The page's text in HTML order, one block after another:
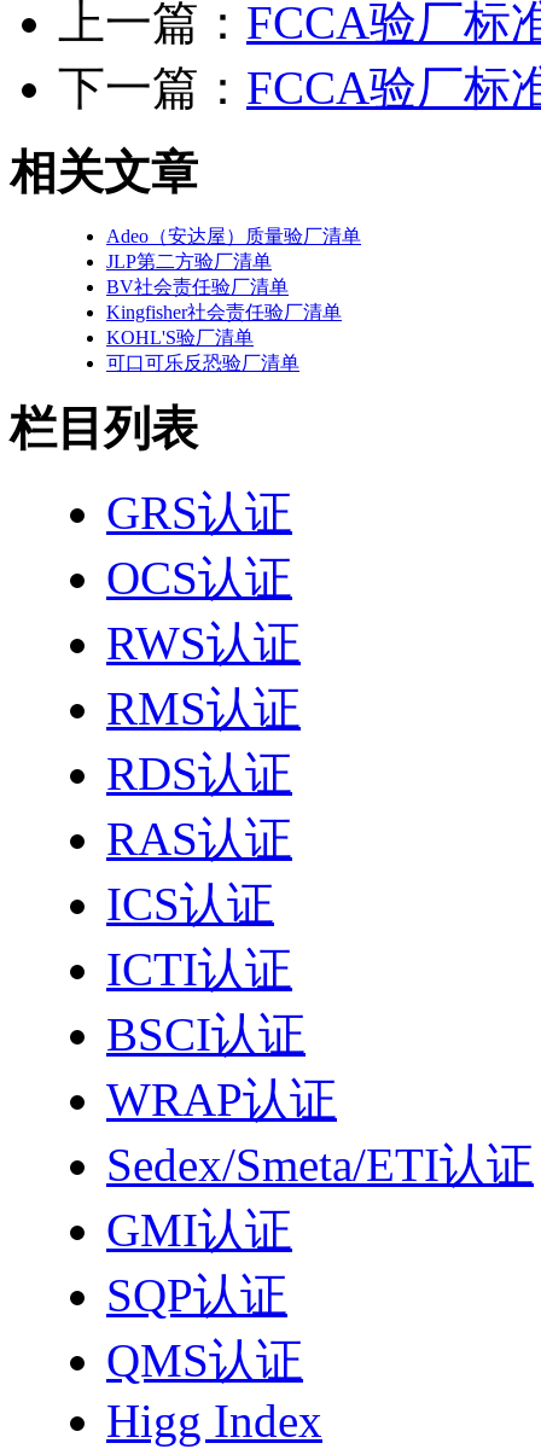
上一篇： FCCA验厂标
下一篇： FCCA验厂标
相关文章
Adeo（安达屋）质量验厂清单
JLP第二方验厂清单
BV社会责任验厂清单
Kingfisher社会责任验厂清单
KOHL'S验厂清单
可口可乐反恐验厂清单
栏目列表
GRS认证
OCS认证
RWS认证
RMS认证
RDS认证
RAS认证
ICS认证
ICTI认证
BSCI认证
WRAP认证
Sedex/Smeta/ETI认证
GMI认证
SQP认证
QMS认证
Higg Index